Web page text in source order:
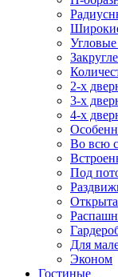
2-х
3-х
4-х
Во всю
Под
Для
Эконом
Гостиные